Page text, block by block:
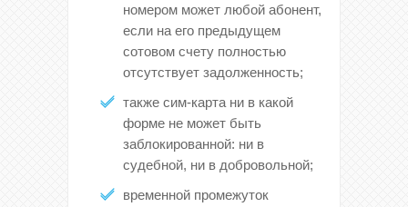
номером может любой абонент,
если на его предыдущем
сотовом счету полностью
отсутствует задолженность;
также сим-карта ни в какой
форме не может быть
заблокированной: ни в
судебной, ни в добровольной;
временной промежуток